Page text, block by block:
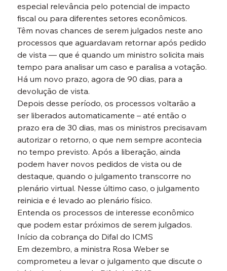
especial relevância pelo potencial de impacto
fiscal ou para diferentes setores econômicos.
Têm novas chances de serem julgados neste ano
processos que aguardavam retornar após pedido
de vista — que é quando um ministro solicita mais
tempo para analisar um caso e paralisa a votação.
Há um novo prazo, agora de 90 dias, para a
devolução de vista.
Depois desse período, os processos voltarão a
ser liberados automaticamente – até então o
prazo era de 30 dias, mas os ministros precisavam
autorizar o retorno, o que nem sempre acontecia
no tempo previsto. Após a liberação, ainda
podem haver novos pedidos de vista ou de
destaque, quando o julgamento transcorre no
plenário virtual. Nesse último caso, o julgamento
reinicia e é levado ao plenário físico.
Entenda os processos de interesse econômico
que podem estar próximos de serem julgados.
Início da cobrança do Difal do ICMS
Em dezembro, a ministra Rosa Weber se
comprometeu a levar o julgamento que discute o